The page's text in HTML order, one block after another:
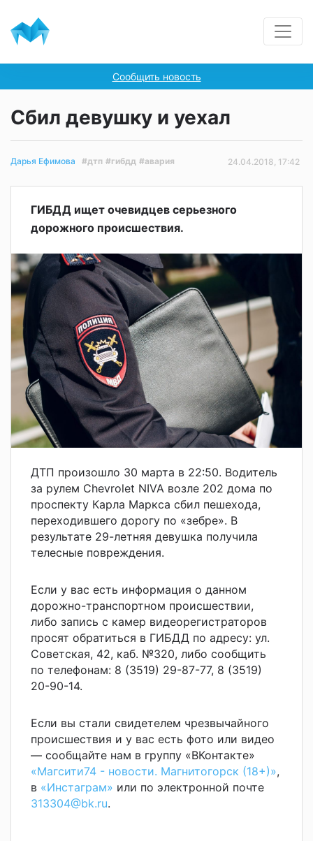
Сообщить новость
Сбил девушку и уехал
Дарья Ефимова #дтп #гибдд #авария 24.04.2018, 17:42
ГИБДД ищет очевидцев серьезного
дорожного происшествия.
ДТП произошло 30 марта в 22:50. Водитель
за рулем Chevrolet NIVA возле 202 дома по
проспекту Карла Маркса сбил пешехода,
переходившего дорогу по «зебре». В
результате 29-летняя девушка получила
телесные повреждения.
Если у вас есть информация о данном
дорожно-транспортном происшествии,
либо запись с камер видеорегистраторов
просят обратиться в ГИБДД по адресу: ул.
Советская, 42, каб. №320, либо сообщить
по телефонам: 8 (3519) 29-87-77, 8 (3519)
20-90-14.
Если вы стали свидетелем чрезвычайного
происшествия и у вас есть фото или видео
— сообщайте нам в группу «ВКонтакте»
«Магсити74 - новости. Магнитогорск (18+)»,
в «Инстаграм» или по электронной почте
313304@bk.ru.